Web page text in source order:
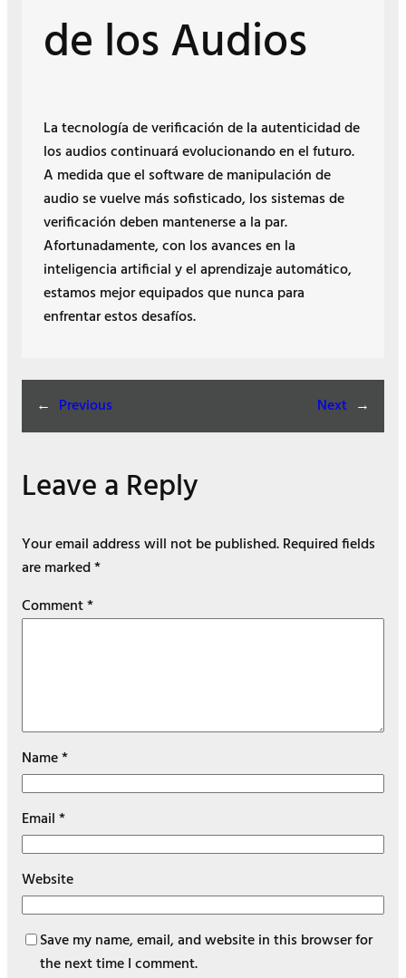
de los Audios
La tecnología de verificación de la autenticidad de
los audios continuará evolucionando en el futuro.
A medida que el software de manipulación de
audio se vuelve más sofisticado, los sistemas de
verificación deben mantenerse a la par.
Afortunadamente, con los avances en la
inteligencia artificial y el aprendizaje automático,
estamos mejor equipados que nunca para
enfrentar estos desafíos.
← Previous Next →
Leave a Reply
Your email address will not be published.Required fields
are marked*
Comment*
Name*
Email*
Website
Save my name, email, and website in this browser for
the next time I comment.